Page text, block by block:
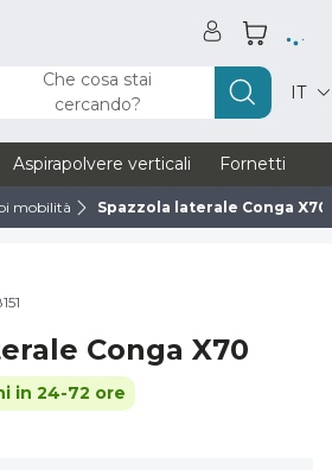
Che cosa stai
cercando?
IT
Aspirapolvere verticali Fornetti
mobilità Spazzola laterale Conga X70
Conga X70
in 24-72 ore